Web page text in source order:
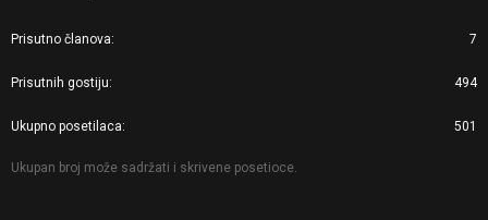
Prisutno članova 7
Prisutnih gostiju 494
Ukupno posetilaca 501
Ukupan broj može sadržati i skrivene posetioce.